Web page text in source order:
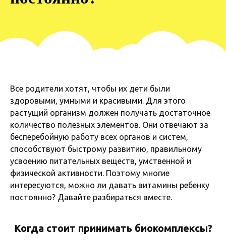
Все родители хотят, чтобы их дети были
здоровыми, умными и красивыми. Для этого
растущий организм должен получать достаточное
количество полезных элементов. Они отвечают за
бесперебойную работу всех органов и систем,
способствуют быстрому развитию, правильному
усвоению питательных веществ, умственной и
физической активности. Поэтому многие
интересуются, можно ли давать витамины ребенку
постоянно? Давайте разбираться вместе.
Когда стоит принимать биокомплексы?